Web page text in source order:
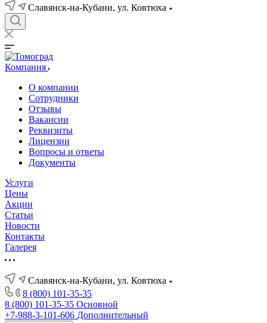
Славянск-на-Кубани, ул. Ковтюха
Компания
О компании
Сотрудники
Отзывы
Вакансии
Реквизиты
Лицензии
Вопросы и ответы
Документы
Услуги
Цены
Акции
Статьи
Новости
Контакты
Галерея
Славянск-на-Кубани, ул. Ковтюха
8 (800) 101-35-35
8 (800) 101-35-35 Основной
+7-988-3-101-606 Дополнительный